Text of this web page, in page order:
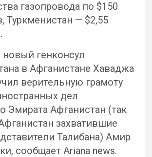
газопровода по $150
Туркменистан — $2,55
генконсул
в Афганистане Хаваджа
верительную грамоту
дел
Эмирата Афганистан (так
захватившие
Талибана) Амир
сообщает Ariana news.